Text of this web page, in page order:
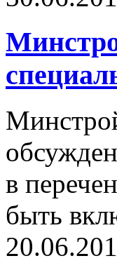
в
быть